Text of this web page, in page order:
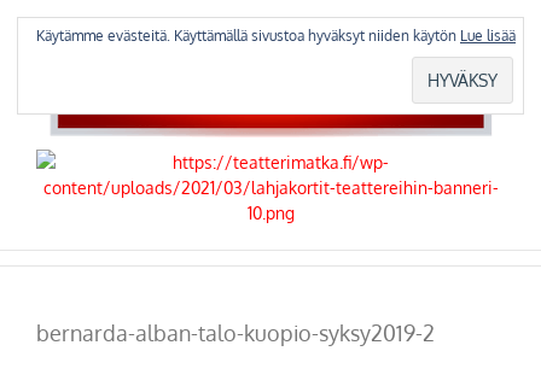
bernarda-alban-talo-kuopio-syksy2019-2
Käytämme evästeitä. Käyttämällä sivustoa hyväksyt niiden käytön Lue lisää